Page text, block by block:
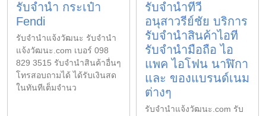
รับจำนำ กระเป๋า
Fendi
รับจํานําแจ้งวัฒนะ รับจํานํา
แจ้งวัฒนะ.com เบอร์ 098
829 3515 รับจำนำสินค้าอื่นๆ
โทรสอบถามได้ ได้รับเงินสด
ในทันทีเต็มจำนว
รับจำนำทีวี
อนุสาวรีย์ชัย บริการ
รับจำนำสินค้าไอที
รับจำนำมือถือ ไอ
แพค ไอโฟน นาฬิกา
และ ของแบรนด์เนม
ต่างๆ
รับจํานําแจ้งวัฒนะ.com รับ